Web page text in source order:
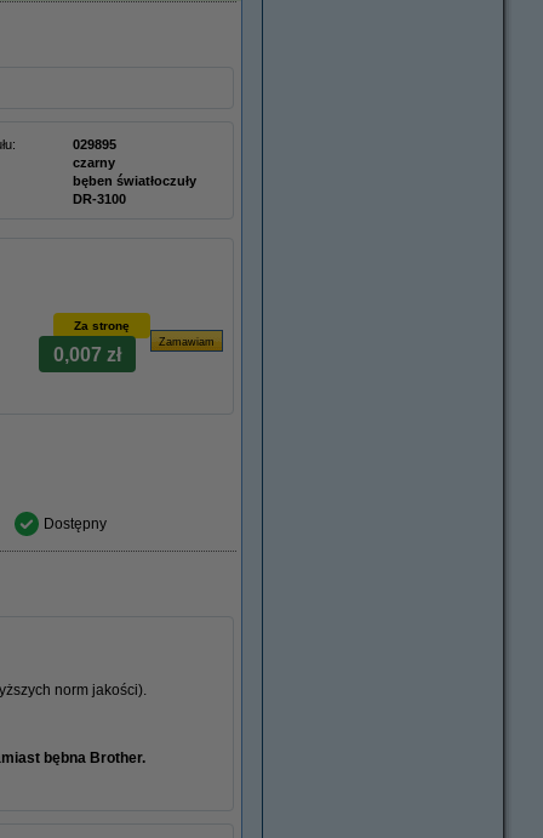
029895
czarny
bęben światłoczuły
DR-3100
Za stronę
0,007 zł
Dostępny
norm jakości).
bębna Brother.